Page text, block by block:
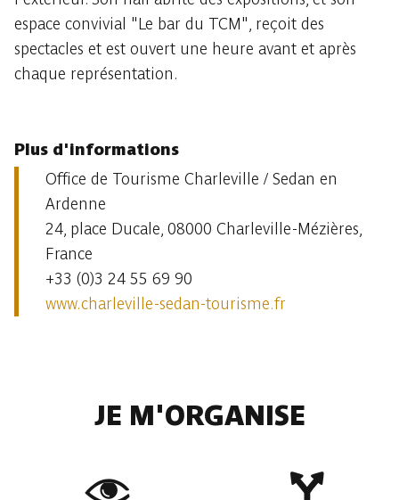
espace convivial "Le bar du TCM", reçoit des
spectacles et est ouvert une heure avant et après
chaque représentation.
Plus d'informations
Office de Tourisme Charleville / Sedan en
Ardenne
24, place Ducale, 08000 Charleville-Mézières,
France
+33 (0)3 24 55 69 90
www.charleville-sedan-tourisme.fr
JE M'ORGANISE